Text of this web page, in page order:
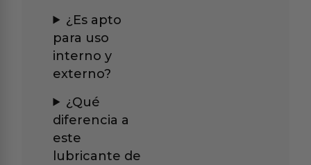
¿Es apto
para uso
interno y
externo?
¿Qué
diferencia a
este
lubricante de